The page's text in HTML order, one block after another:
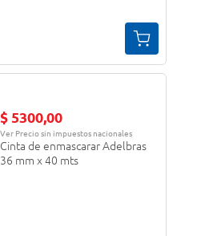
$ 5300,00
Ver Precio sin impuestos nacionales
Cinta de enmascarar Adelbras
36 mm x 40 mts